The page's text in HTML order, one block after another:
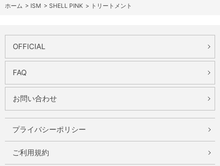
ホーム > ISM > SHELL PINK > トリートメント
OFFICIAL
FAQ
お問い合わせ
プライバシーポリシー
ご利用規約